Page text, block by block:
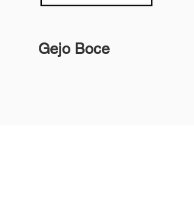
Gejo Boce